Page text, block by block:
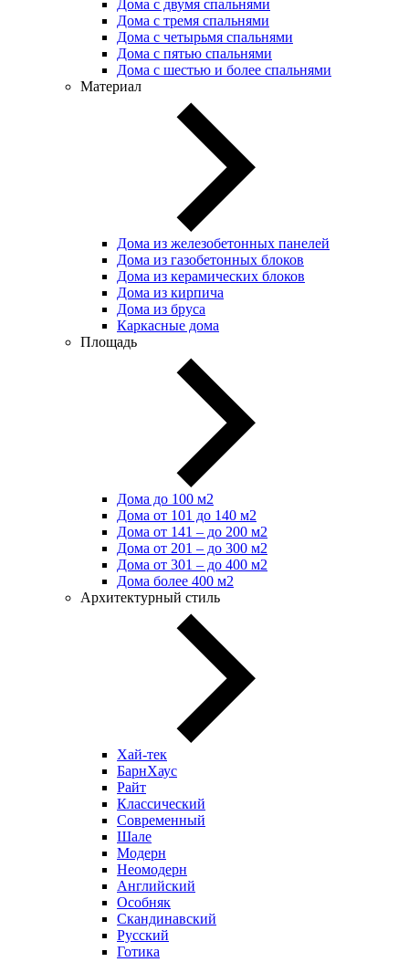
Дома с двумя спальнями
Дома с тремя спальнями
Дома с четырьмя спальнями
Дома с пятью спальнями
Дома с шестью и более спальнями
Материал
Дома из железобетонных панелей
Дома из газобетонных блоков
Дома из керамических блоков
Дома из кирпича
Дома из бруса
Каркасные дома
Площадь
Дома до 100 м2
Дома от 101 до 140 м2
Дома от 141 – до 200 м2
Дома от 201 – до 300 м2
Дома от 301 – до 400 м2
Дома более 400 м2
Архитектурный стиль
Хай-тек
БарнХаус
Райт
Классический
Современный
Шале
Модерн
Неомодерн
Английский
Особняк
Скандинавский
Русский
Готика